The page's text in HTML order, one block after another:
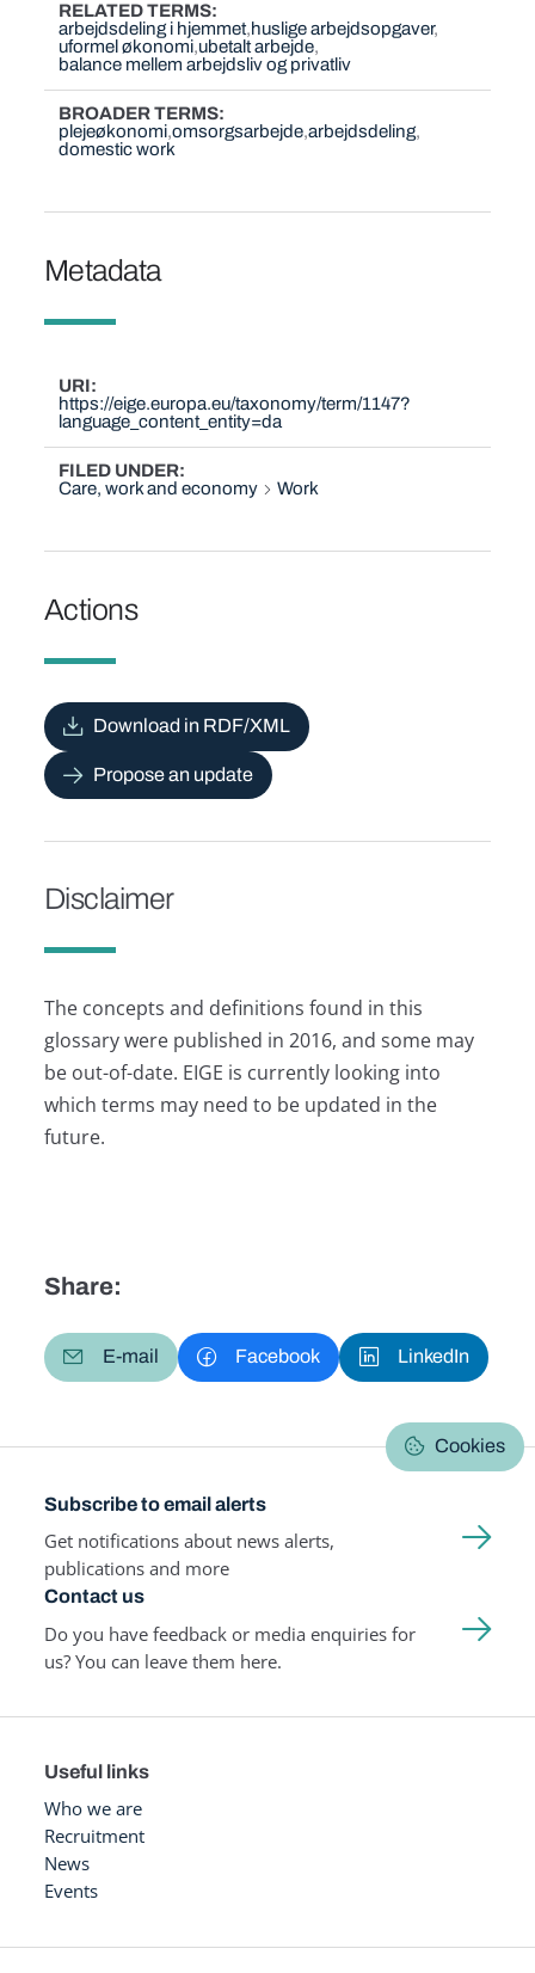
RELATED TERMS
arbejdsdeling i hjemmet huslige arbejdsopgaver
uformel økonomi ubetalt arbejde
balance mellem arbejdsliv og privatliv
BROADER TERMS
plejeøkonomi omsorgsarbejde arbejdsdeling
domestic work
Metadata
URI
https://eige.europa.eu/taxonomy/term/1147?
language_content_entity=da
FILED UNDER
Care, work and economy
Work
Actions
Download in RDF/XML
Propose an update
Disclaimer
The concepts and definitions found in this
glossary were published in 2016, and some may
be out-of-date. EIGE is currently looking into
which terms may need to be updated in the
future.
Share:
E-mail Facebook LinkedIn
Cookies
Subscribe to email alerts
Get notifications about news alerts,
publications and more
Contact us
Do you have feedback or media enquiries for
us? You can leave them here.
Useful links
Who we are
Recruitment
News
Events